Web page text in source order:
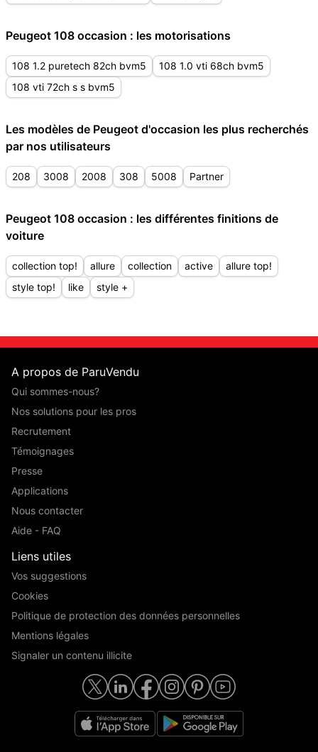
Peugeot 108 occasion : les motorisations
108 1.2 puretech 82ch bvm5
108 1.0 vti 68ch bvm5
108 vti 72ch s s bvm5
Les modèles de Peugeot d'occasion les plus recherchés
par nos utilisateurs
208 3008 2008 308 5008 Partner
Peugeot 108 occasion : les différentes finitions de
voiture
collection top! allure collection active
allure top!
style top!
like style +
A propos de ParuVendu
Qui sommes-nous?
Nos solutions pour les pros
Recrutement
Témoignages
Presse
Applications
Nous contacter
Aide - FAQ
Liens utiles
Vos suggestions
Cookies
Politique de protection des données personnelles
Mentions légales
Signaler un contenu illicite